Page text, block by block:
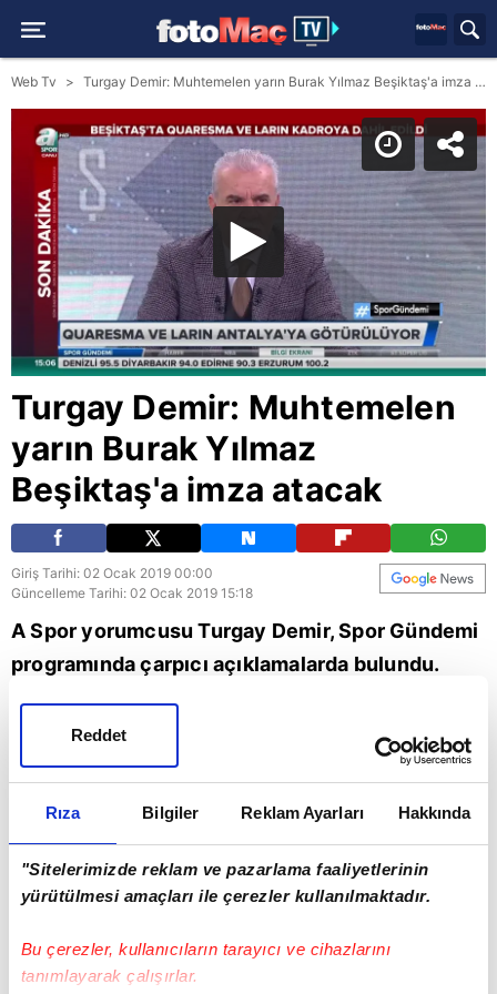
Rıza Bilgiler Reklam Ayarları Hakkında
"Sitelerimizde reklam ve pazarlama faaliyetlerinin
yürütülmesi amaçları ile çerezler kullanılmaktadır.
Bu çerezler, kullanıcıların tarayıcı ve cihazlarını
tanımlayarak çalışırlar.
Reddet
Web Tv Turgay Demir: Muhtemelen yarın Burak Yılmaz Beşiktaş'a imza atacak
Turgay Demir: Muhtemelen
yarın Burak Yılmaz
Beşiktaş'a imza atacak
Giriş Tarihi: 02 Ocak 2019 00:00
Güncelleme Tarihi: 02 Ocak 2019 15:18
A Spor yorumcusu Turgay Demir, Spor Gündemi
programında çarpıcı açıklamalarda bulundu.
Beşiktaş'a imza atacak. Burak Yılmaz transferini
Şenol Güneş duyuracak." ifadelerini kullandı.
Beşiktaş